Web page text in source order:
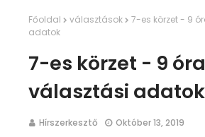
Főoldal választások
7-es körzet - 9
adatok
7-es körzet - 9
választási adatok
Hírszerkesztő Október 13, 2019